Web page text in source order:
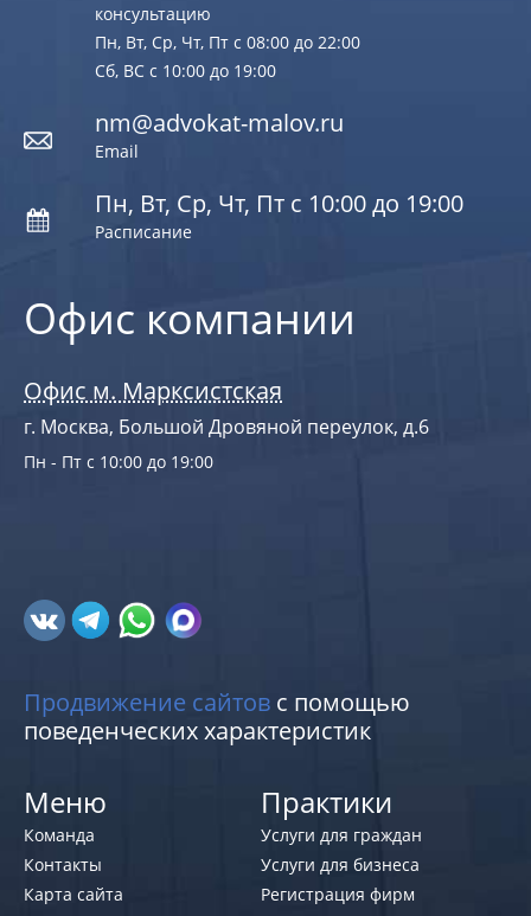
Офис компании
Офис м. Марксистская
г. Москва, Большой Дровяной переулок, д.6
Пн - Пт с 10:00 до 19:00
консультацию
Пн, Вт, Ср, Чт, Пт с 08:00 до 22:00
Сб, ВС с 10:00 до 19:00
nm@advokat-malov.ru
Email
Пн, Вт, Ср, Чт, Пт с 10:00 до 19:00
Расписание
Продвижение сайтов с помощью
поведенческих характеристик
Меню
Команда
Контакты
Карта сайта
Практики
Услуги для граждан
Услуги для бизнеса
Регистрация фирм